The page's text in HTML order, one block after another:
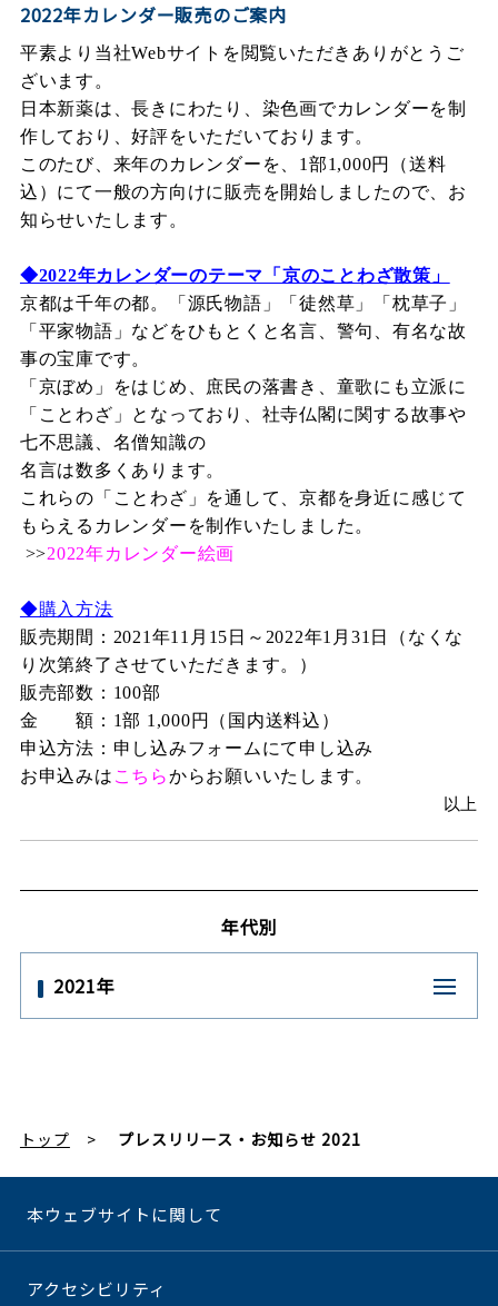
2022年カレンダー販売のご案内
平素より当社Webサイトを閲覧いただきありがとうご
ざいます。
日本新薬は、長きにわたり、染色画でカレンダーを制
作しており、好評をいただいております。
このたび、来年のカレンダーを、 1 部1,000円（送料
込）にて一般の方向けに販売を開始しましたので、お
知らせいたします。
◆2022年カレンダーのテーマ「京のことわざ散策」
京都は千年の都。「源氏物語」「徒然草」「枕草子」
「平家物語」などをひもとくと名言、警句、有名な故
事の宝庫です。
「京ぼめ」をはじめ、庶民の落書き、童歌にも立派に
「ことわざ」となっており、社寺仏閣に関する故事や
七不思議、名僧知識の
名言は数多くあります。
これらの「ことわざ」を通して、京都を身近に感じて
もらえるカレンダーを制作いたしました。
>>2022年カレンダー絵画
◆購入方法
販売期間： 2021 年11 月15日～ 2022年1月 31 日（なくな
り次第終了させていただきます。）
販売部数： 100部
金 額： 1部 1,000円（国内送料込）
申込方法：申し込みフォームにて申し込み
お申込みは こちらからお願いいたします。
以上
年代別
2021年
トップ プレスリリース・お知らせ 2021
本ウェブサイトに関して
アクセシビリティ